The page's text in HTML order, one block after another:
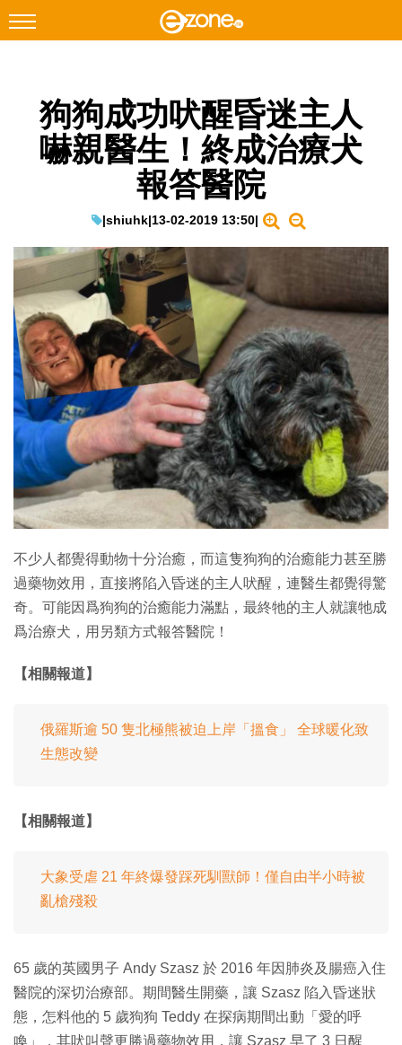
Facebook Instagram
科技焦點
教學評測
EduTech
IT Times
生成式AI與雲端應用
Enterprise Digital Transformation
特集
狗狗成功吠醒昏迷主人
嚇親醫生！終成治療犬
報答醫院
|shiuhk|13-02-2019 13:50|
不少人都覺得動物十分治癒，而這隻狗狗的治癒能力甚至勝
過藥物效用，直接將陷入昏迷的主人吠醒，連醫生都覺得驚
奇。可能因爲狗狗的治癒能力滿點，最終牠的主人就讓牠成
爲治療犬，用另類方式報答醫院！
【相關報道】
俄羅斯逾 50 隻北極熊被迫上岸「搵食」 全球暖化致
生態改變
【相關報道】
大象受虐 21 年終爆發踩死馴獸師！僅自由半小時被
亂槍殘殺
65 歲的英國男子 Andy Szasz 於 2016 年因肺炎及腸癌入住
醫院的深切治療部。期間醫生開藥，讓 Szasz 陷入昏迷狀
態，怎料他的 5 歲狗狗 Teddy 在探病期間出動「愛的呼
喚」，其吠叫聲更勝過藥物效用，讓 Szasz 早了 3 日醒